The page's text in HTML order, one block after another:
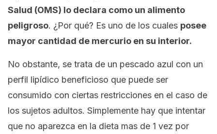
Salud (OMS) lo declara como un alimento
peligroso. ¿Por qué? Es uno de los cuales posee
mayor cantidad de mercurio en su interior.
No obstante, se trata de un pescado azul con un
perfil lipídico beneficioso que puede ser
consumido con ciertas restricciones en el caso de
los sujetos adultos. Simplemente hay que intentar
que no aparezca en la dieta mas de 1 vez por